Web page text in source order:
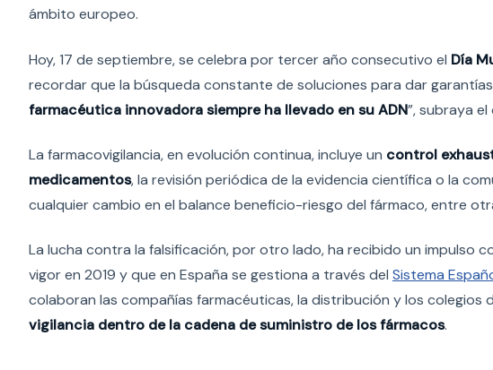
ámbito europeo.
Hoy, 17 de septiembre, se celebra por tercer año consecutivo el Día
recordar que la búsqueda constante de soluciones para dar
farmacéutica innovadora siempre ha llevado en su ADN”, subraya
La farmacovigilancia, en evolución continua, incluye un control
medicamentos, la revisión periódica de la evidencia científica o la
cualquier cambio en el balance beneficio-riesgo del fármaco, entre
La lucha contra la falsificación, por otro lado, ha recibido un impulso
vigor en 2019 y que en España se gestiona a través del Sistema
colaboran las compañías farmacéuticas, la distribución y los colegios
vigilancia dentro de la cadena de suministro de los fármacos.